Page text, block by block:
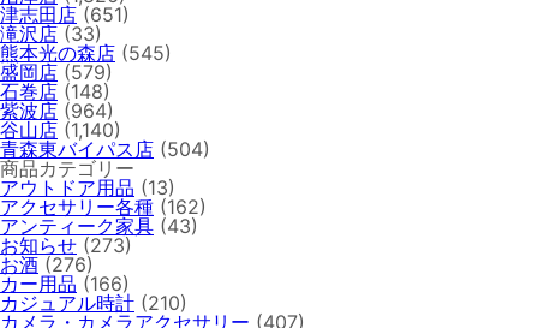
津志田店 (651)
滝沢店 (33)
熊本光の森店 (545)
盛岡店 (579)
石巻店 (148)
紫波店 (964)
谷山店 (1,140)
青森東バイパス店 (504)
商品カテゴリー
アウトドア用品 (13)
アクセサリー各種 (162)
アンティーク家具 (43)
お知らせ (273)
お酒 (276)
カー用品 (166)
カジュアル時計 (210)
カメラ・カメラアクセサリー (407)